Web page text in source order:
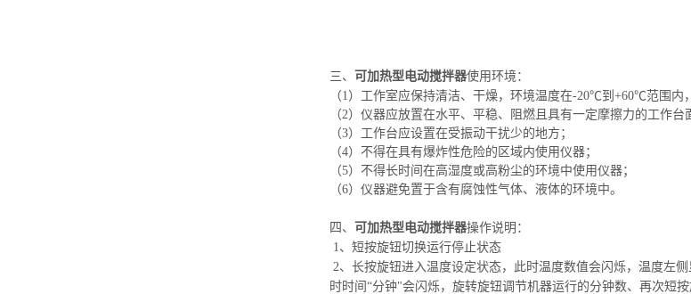
三、 可加热型电动搅拌器使用环境：
（1）工作室应保持清洁、干燥，环境温度在-20℃到+60℃范围内
（2）仪器应放置在水平、平稳、阻燃且具有一定摩擦力的工作台
（3）工作台应设置在受振动干扰少的地方；
（4）不得在具有爆炸性危险的区域内使用仪器；
（5）不得长时间在高湿度或高粉尘的环境中使用仪器；
（6）仪器避免置于含有腐蚀性气体、液体的环境中。
四、 可加热型电动搅拌器操作说明：
1、短按旋钮切换运行停止状态
2、长按旋钮进入温度设定状态，此时温度数值会闪烁，温度左
时时间“分钟"会闪烁，旋转旋钮调节机器运行的分钟数、再次短